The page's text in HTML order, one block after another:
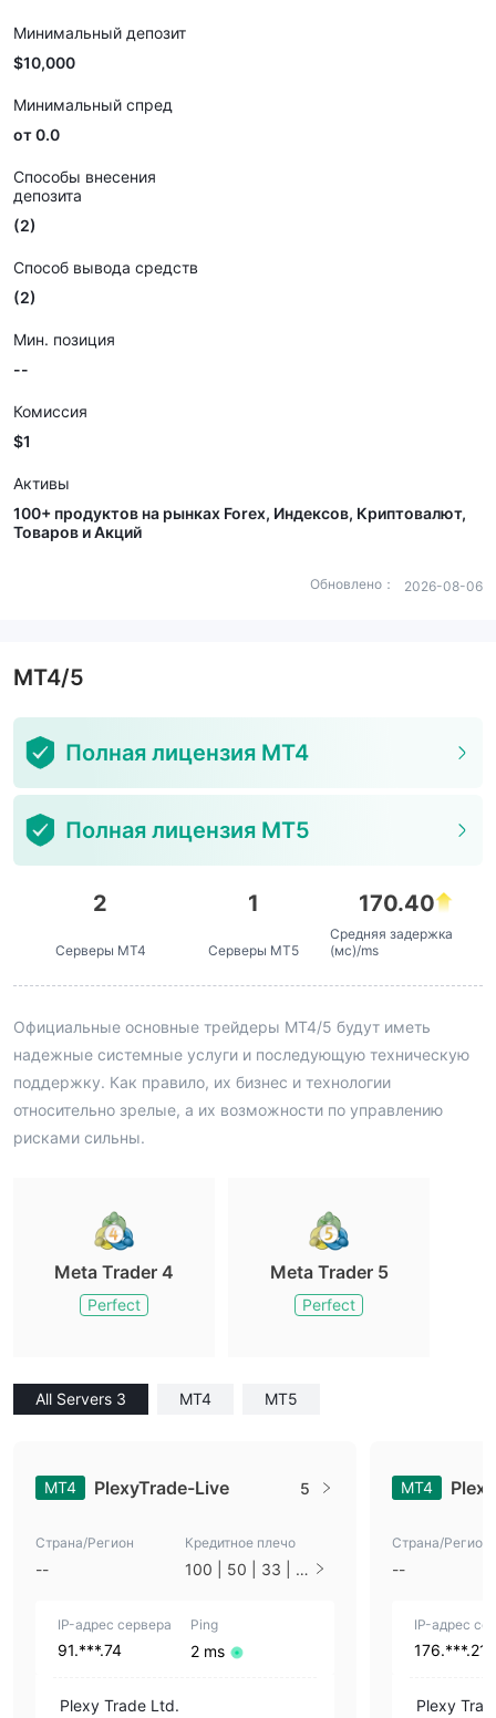
Минимальный депозит
$10,000
Минимальный спред
от 0.0
Способы внесения
депозита
(2)
Способ вывода средств
(2)
Мин. позиция
--
Комиссия
$1
Активы
100+ продуктов на рынках Forex, Индексов, Криптовалют,
Товаров и Акций
Обновлено： 2026-08-06
MT4/5
Полная лицензия MT4
Полная лицензия MT5
2
Серверы MT4
1
Серверы MT5
170.40
Средняя задержка
(мс)/ms
Официальные основные трейдеры MT4/5 будут иметь
надежные системные услуги и последующую техническую
поддержку. Как правило, их бизнес и технологии
относительно зрелые, а их возможности по управлению
рисками сильны.
Meta Trader 4
Perfect
Meta Trader 5
Perfect
All Servers 3 MT4 MT5
MT4 PlexyTrade-Live 5
Страна/Регион
--
Кредитное плечо
100 | 50 | 33 | 2
IP-адрес сервера
91.***.74
Ping
2 ms
Plexy Trade Ltd.
MT4
Страна/Регион
--
IP-адрес
176.***.216
Plexy